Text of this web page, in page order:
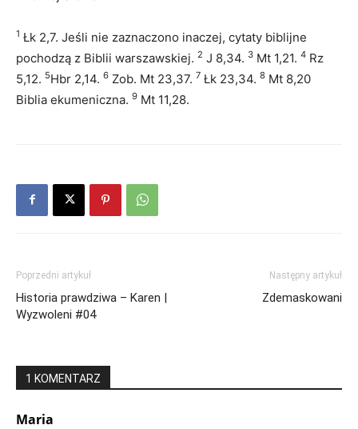
1 Łk 2,7. Jeśli nie zaznaczono inaczej, cytaty biblijne
pochodzą z Biblii warszawskiej. 2 J 8,34. 3 Mt 1,21. 4 Rz
5,12. 5Hbr 2,14. 6 Zob. Mt 23,37. 7 Łk 23,34. 8 Mt 8,20
Biblia ekumeniczna. 9 Mt 11,28.
Poprzedni artykuł
Historia prawdziwa – Karen |
Wyzwoleni #04
Następny artykuł
Zdemaskowani
1 KOMENTARZ
Maria